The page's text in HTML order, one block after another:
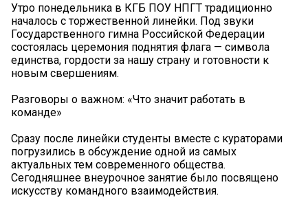
Утро понедельника в КГБ ПОУ НПГТ традиционно
началось с торжественной линейки. Под звуки
Государственного гимна Российской Федерации
состоялась церемония поднятия флага — символа
единства, гордости за нашу страну и готовности к
новым свершениям.
Разговоры о важном: «Что значит работать в
команде»
Сразу после линейки студенты вместе с кураторами
погрузились в обсуждение одной из самых
актуальных тем современного общества.
Сегодняшнее внеурочное занятие было посвящено
искусству командного взаимодействия.